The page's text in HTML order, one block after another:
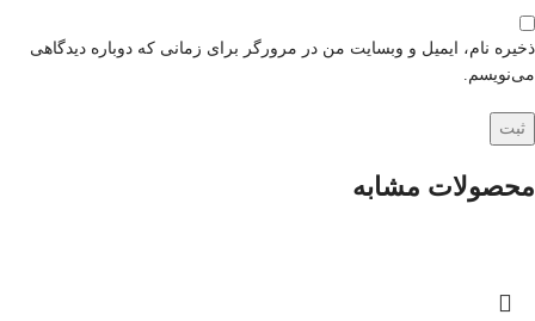
ذخیره نام، ایمیل و وبسایت من در مرورگر برای زمانی که دوباره دیدگاهی
می‌نویسم.
محصولات مشابه